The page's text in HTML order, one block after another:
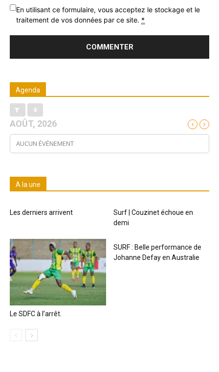
En utilisant ce formulaire, vous acceptez le stockage et le
traitement de vos données par ce site. *
Agenda
AOÛT, 2026
AUCUN ÉVÉNEMENT
A la une
Les derniers arrivent
Surf | Couzinet échoue en
demi
Le SDFC à l’arrêt.
SURF : Belle performance de
Johanne Defay en Australie